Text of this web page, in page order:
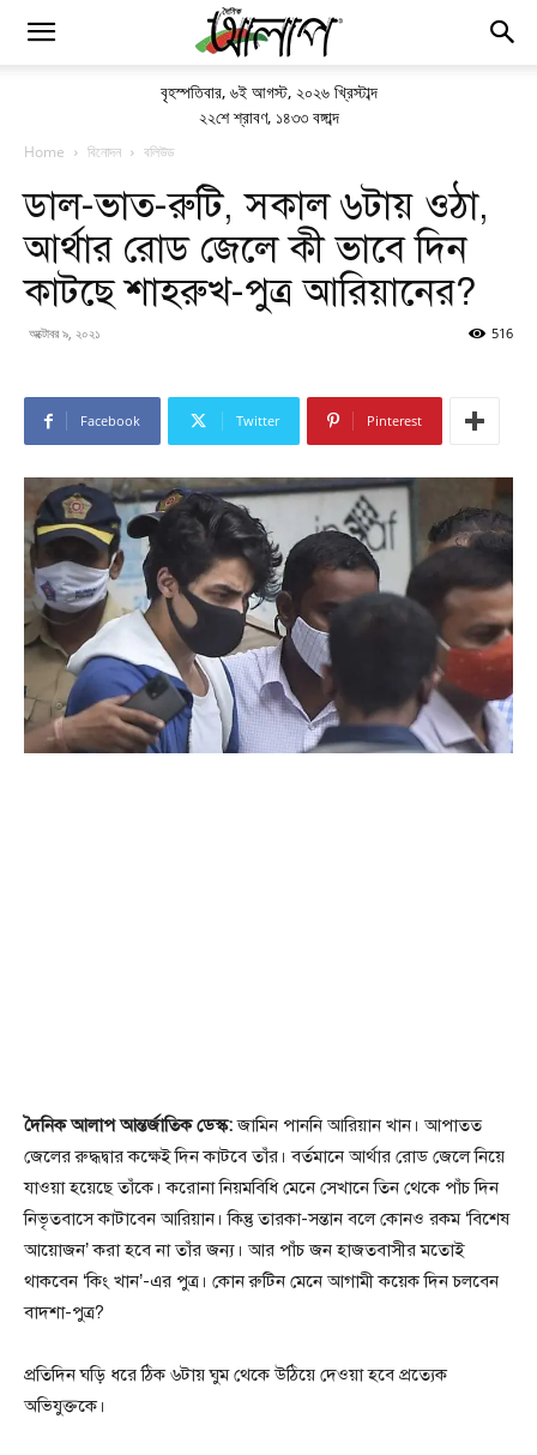
বৃহস্পতিবার, ৬ই আগস্ট, ২০২৬ খ্রিস্টাব্দ
২২শে শ্রাবণ, ১৪৩৩ বঙ্গাব্দ
Home বিনোদন বলিউড
ডাল-ভাত-রুটি, সকাল ৬টায় ওঠা,
আর্থার রোড জেলে কী ভাবে দিন
কাটছে শাহরুখ-পুত্র আরিয়ানের?
অক্টোবর ৯, ২০২১ 516
Facebook Twitter Pinterest
দৈনিক আলাপ আন্তর্জাতিক ডেস্ক:জামিন পাননি আরিয়ান খান। আপাতত
জেলের রুদ্ধদ্বার কক্ষেই দিন কাটবে তাঁর। বর্তমানে আর্থার রোড জেলে নিয়ে
যাওয়া হয়েছে তাঁকে। করোনা নিয়মবিধি মেনে সেখানে তিন থেকে পাঁচ দিন
নিভৃতবাসে কাটাবেন আরিয়ান। কিন্তু তারকা-সন্তান বলে কোনও রকম ‘বিশেষ
আয়োজন’ করা হবে না তাঁর জন্য। আর পাঁচ জন হাজতবাসীর মতোই
থাকবেন ‘কিং খান’-এর পুত্র। কোন রুটিন মেনে আগামী কয়েক দিন চলবেন
বাদশা-পুত্র?
প্রতিদিন ঘড়ি ধরে ঠিক ৬টায় ঘুম থেকে উঠিয়ে দেওয়া হবে প্রত্যেক
অভিযুক্তকে।